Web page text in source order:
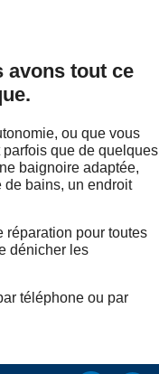
avons tout ce
ou que vous
que de quelques
baignoire adaptée,
de bains, un endroit
réparation pour toutes
dénicher les
téléphone ou par